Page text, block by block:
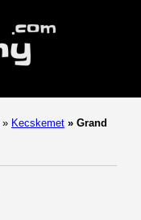
» Kecskemet » Grand